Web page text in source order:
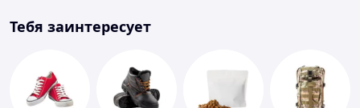
Тебя заинтересует